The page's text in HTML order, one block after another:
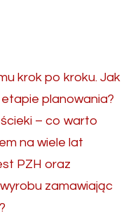
krok po kroku. Jak
etapie planowania?
– co warto
na wiele lat
PZH oraz
zamawiając